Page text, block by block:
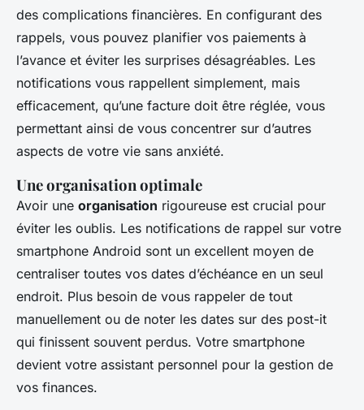
des complications financières. En configurant des
rappels, vous pouvez planifier vos paiements à
l’avance et éviter les surprises désagréables. Les
notifications vous rappellent simplement, mais
efficacement, qu’une facture doit être réglée, vous
permettant ainsi de vous concentrer sur d’autres
aspects de votre vie sans anxiété.
Une organisation optimale
Avoir une organisation rigoureuse est crucial pour
éviter les oublis. Les notifications de rappel sur votre
smartphone Android sont un excellent moyen de
centraliser toutes vos dates d’échéance en un seul
endroit. Plus besoin de vous rappeler de tout
manuellement ou de noter les dates sur des post-it
qui finissent souvent perdus. Votre smartphone
devient votre assistant personnel pour la gestion de
vos finances.